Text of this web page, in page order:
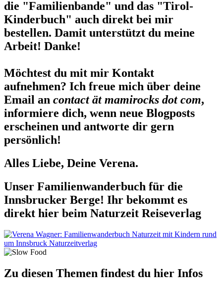
die "Familienbande" und das "Tirol-
Kinderbuch" auch direkt bei mir
bestellen. Damit unterstützt du meine
Arbeit! Danke!
Möchtest du mit mir Kontakt
aufnehmen? Ich freue mich über deine
Email an contact ät mamirocks dot com,
informiere dich, wenn neue Blogposts
erscheinen und antworte dir gern
persönlich!
Alles Liebe, Deine Verena.
Unser Familienwanderbuch für die
Innsbrucker Berge! Ihr bekommt es
direkt hier beim Naturzeit Reiseverlag
Zu diesen Themen findest du hier Infos